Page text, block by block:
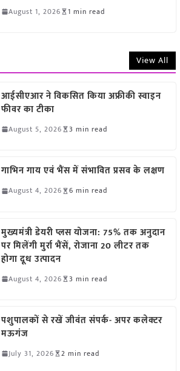
August 1, 2026 1 min read
View All
आईसीएआर ने विकसित किया अफ्रीकी स्वाइन
फीवर का टीका
August 5, 2026 3 min read
गाभिन गाय एवं भैंस में संभावित प्रसव के लक्षण
August 4, 2026 6 min read
मुख्यमंत्री डेयरी प्लस योजना: 75% तक अनुदान
पर मिलेंगी मुर्रा भैंसें, रोजाना 20 लीटर तक
होगा दूध उत्पादन
August 4, 2026 3 min read
पशुपालकों से रखें जीवंत संपर्क- अपर कलेक्टर
मऊगंज
July 31, 2026 2 min read